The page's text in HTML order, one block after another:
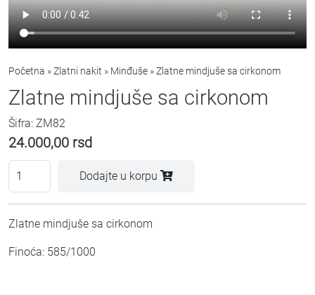
Početna »Zlatni nakit » Minđuše »Zlatne mindjuše sa cirkonom
Zlatne mindjuše sa cirkonom
Šifra: ZM82
24.000,00 rsd
Dodajte u korpu
Zlatne mindjuše sa cirkonom
Finoća: 585/1000